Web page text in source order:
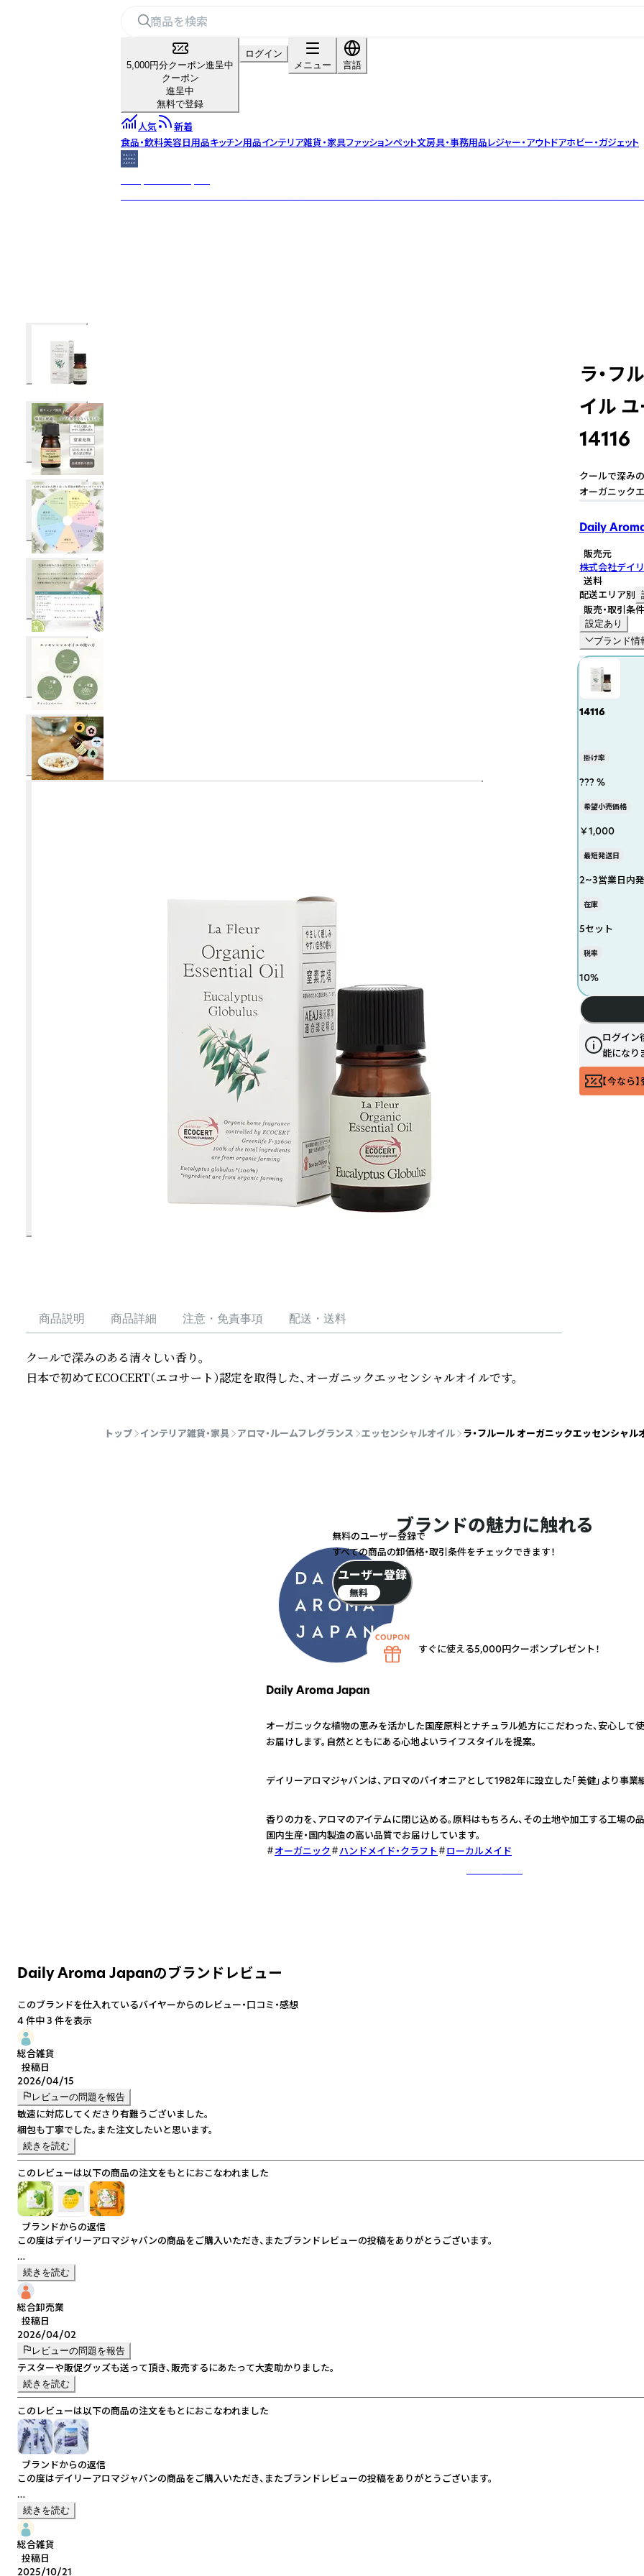
5,000円分クーポン進呈中
クーポン
進呈中
無料で登録
ログイン
メニュー
言語
人気
新着
食品・飲料美容日用品キッチン用品インテリア雑貨・家具ファッションペット文房具・事務用品レジャー・アウトドアホビー・ガジェット
商品説明 商品詳細 注意・免責事項 配送・送料
クールで深みのある清々しい香り。
日本で初めてECOCERT（エコサート）認定を取得した、オーガニックエッセンシャルオイルです。
ラ・フ
イル ユ
14116
クールで深み
オーガニック
Daily
販売元
株式会社デイ
送料
配送エリア別
販売・取引条件
設定あり
ブランド情
14116
掛け率
??? %
希望小売価格
￥1,000
最短発送日
2~3営業日内
在庫
5セット
税率
10%
ログイン
能になり
【今なら
トップ インテリア雑貨・家具 アロマ・ルームフレグランス エッセンシャルオイル ラ・フルール オーガニックエッセンシャル
ブランドの魅力に触れる
Daily Aroma Japan
オーガニックな植物の恵みを活かした国産原料とナチュラル処方にこだわった、安心して
お届けします。自然とともにある心地よいライフスタイルを提案。
デイリーアロマジャパンは、アロマのパイオニアとして1982年に設立した「美健」より事業
香りの力を、アロマのアイテムに閉じ込める。原料はもちろん、その土地や加工する工場の
国内生産・国内製造の高い品質でお届けしています。
オーガニック
ハンドメイド・クラフト
ローカルメイド
Daily Aroma Japanのブランドレビュー
このブランドを仕入れているバイヤーからのレビュー・口コミ・感想
4 件中 3 件を表示
総合雑貨
投稿日
2026/04/15
レビューの問題を報告
敏速に対応してくださり有難うございました。
続きを読む
このレビューは以下の商品の注文をもとにおこなわれました
ブランドからの返信
この度はデイリーアロマジャパンの商品をご購入いただき、またブランドレビューの投稿をありがとうございます。
対応や梱包についてお褒めのお言葉を頂戴し、大変嬉しく存じます。
商品ページに掲載されていない数量につきましても、柔軟に対応できる場合がございますので、ご希望がございましたら、お気軽にお申し付けください
またのご利用をお待ちしております。
続きを読む
総合卸売業
投稿日
2026/04/02
レビューの問題を報告
テスターや販促グッズも送って頂き、販売するにあたって大変助かりました。
続きを読む
このレビューは以下の商品の注文をもとにおこなわれました
ブランドからの返信
この度はデイリーアロマジャパンの商品をご購入いただき、またブランドレビューの投稿をありがとうございます。
テスターや什器につきましては、ご依頼ベースでの手配となりますため、お手数とご不便をお掛けしております。
ご入用の際は、ご連絡をいただけましたら可能な限り対応させていただきますので、どうぞお気軽にお申し付けください。ぜひ、販促にお役立ていただ
またのご利用をお待ちしております。
続きを読む
総合雑貨
投稿日
2025/10/21
無料のユーザー登録で
すべての商品の卸価格・取引条件をチェックできます！
ユーザー登録
無料
すぐに使える5,000円クーポンプレゼント！